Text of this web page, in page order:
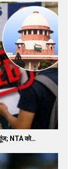
NTA को…